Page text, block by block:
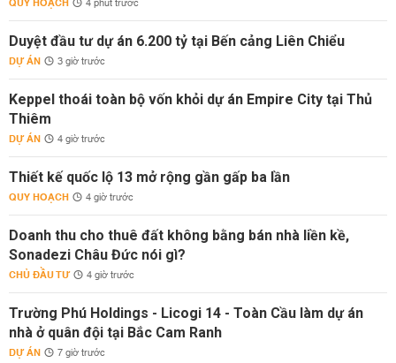
4 phút trước
Duyệt đầu tư dự án 6.200 tỷ tại Bến cảng Liên Chiểu
DỰ ÁN 3 giờ trước
Keppel thoái toàn bộ vốn khỏi dự án Empire City tại Thủ
Thiêm
DỰ ÁN 4 giờ trước
Thiết kế quốc lộ 13 mở rộng gần gấp ba lần
QUY HOẠCH 4 giờ trước
Doanh thu cho thuê đất không bằng bán nhà liền kề,
Sonadezi Châu Đức nói gì?
CHỦ ĐẦU TƯ 4 giờ trước
Trường Phú Holdings - Licogi 14 - Toàn Cầu làm dự án
nhà ở quân đội tại Bắc Cam Ranh
DỰ ÁN 7 giờ trước